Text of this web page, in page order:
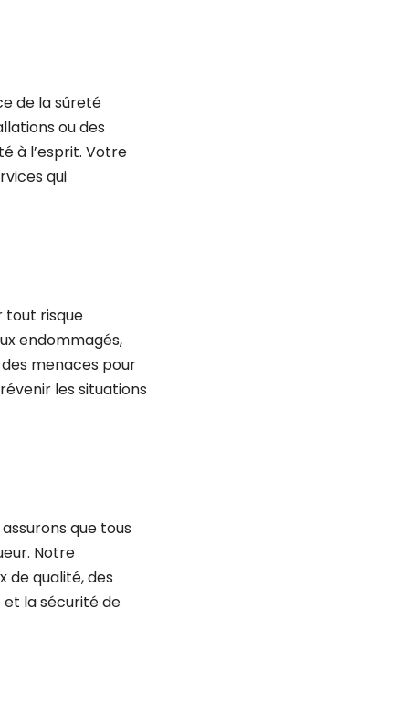
de la sûreté
ou des
à l’esprit. Votre
qui
tout risque
endommagés,
menaces pour
les situations
que tous
Notre
de qualité, des
la sécurité de